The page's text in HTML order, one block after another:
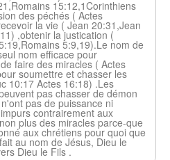
15:12,1Corinthiens
des péchés ( Actes
la vie ( Jean 20:31,Jean
,obtenir la justication (
5:9,19).Le nom de
nom efficace pour
faire des miracles ( Actes
soumettre et chasser les
10:17 Actes 16:18) .Les
pas chasser de démon
pas de puissance ni
contrairement aux
plus des miracles parce-que
aux chrétiens pour quoi que
au nom de Jésus, Dieu le
Dieu le Fils .